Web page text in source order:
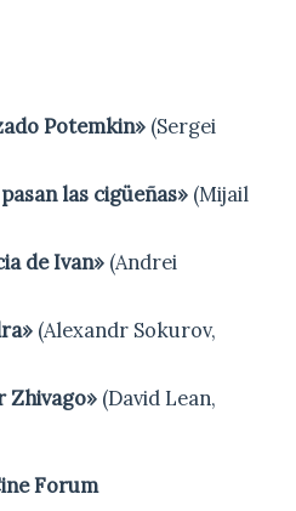
Potemkin» (Sergei
las cigüeñas» (Mijail
de Ivan» (Andrei
(Alexandr Sokurov,
Zhivago» (David Lean,
Forum